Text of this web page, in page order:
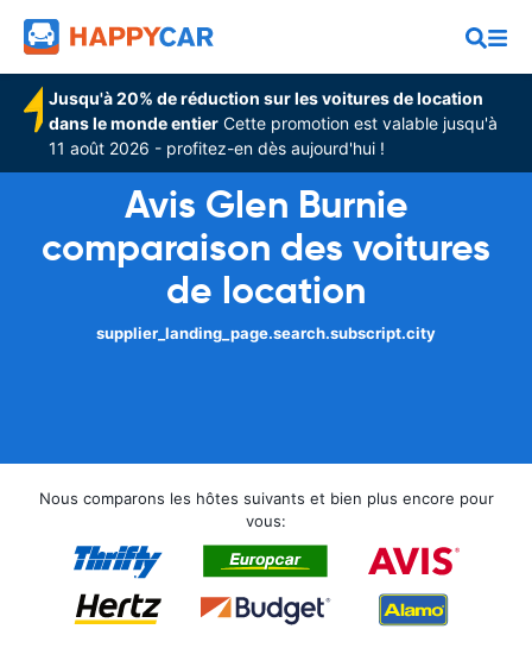
Jusqu'à 20% de réduction sur les voitures de location
dans le monde entier Cette promotion est valable jusqu'à
11 août 2026 - profitez-en dès aujourd'hui !
Avis Glen Burnie
comparaison des voitures
de location
supplier_landing_page.search.subscript.city
Nous comparons les hôtes suivants et bien plus encore pour
vous: